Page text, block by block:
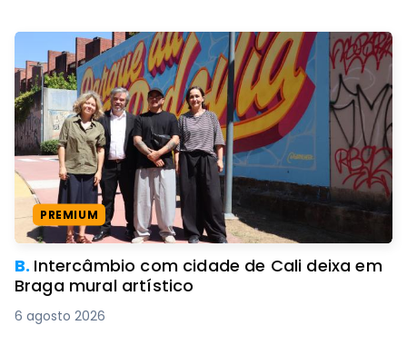
PREMIUM
B. Intercâmbio com cidade de Cali deixa em
Braga mural artístico
6 agosto 2026